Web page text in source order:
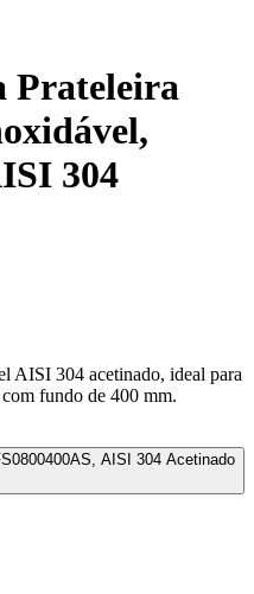
Prateleira
304
AISI 304 acetinado, ideal para
fundo de 400 mm.
AISI 304 Acetinado